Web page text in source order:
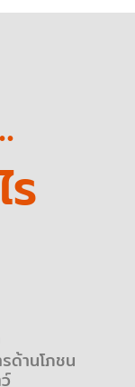
ร
ด้านโภชน